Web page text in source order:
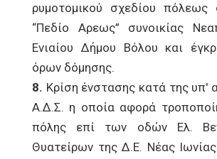
ρυμοτομικού σχεδίου πόλεως
“Πεδίο Αρεως” συνοικίας
Ενιαίου Δήμου Βόλου και
όρων δόμησης.
8. Κρίση ένστασης κατά της υπ'
Α.Δ.Σ. η οποία αφορά
πόλης επί των οδών Ελ.
Θυατείρων της Δ.Ε. Νέας Ιωνίας